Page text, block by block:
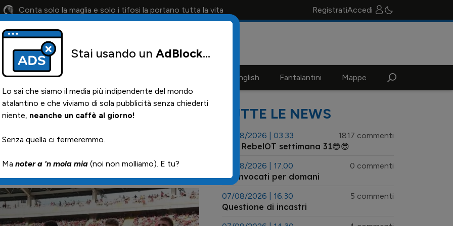
Conta solo la maglia e solo i tifosi la portano tutta la vita RegistratiAccedi
Il 12° Uomo News in english Fantalantini Mappe
le rose di serie A?
TUTTE LE NEWS
03/08/2026 | 03.33 1817 commenti
😎😎 RebelOT settimana 31😎😎
07/08/2026 | 17.00 0 commenti
I convocati per domani
07/08/2026 | 16.30 5 commenti
Questione di incastri
Stai usando un AdBlock...
Lo sai che siamo il media più indipendente del mondo
atalantino e che viviamo di sola pubblicità senza chiederti
niente, neanche un caffè al giorno!
Senza quella ci fermeremmo.
Ma noter a 'n mola mia (noi non molliamo). E tu?